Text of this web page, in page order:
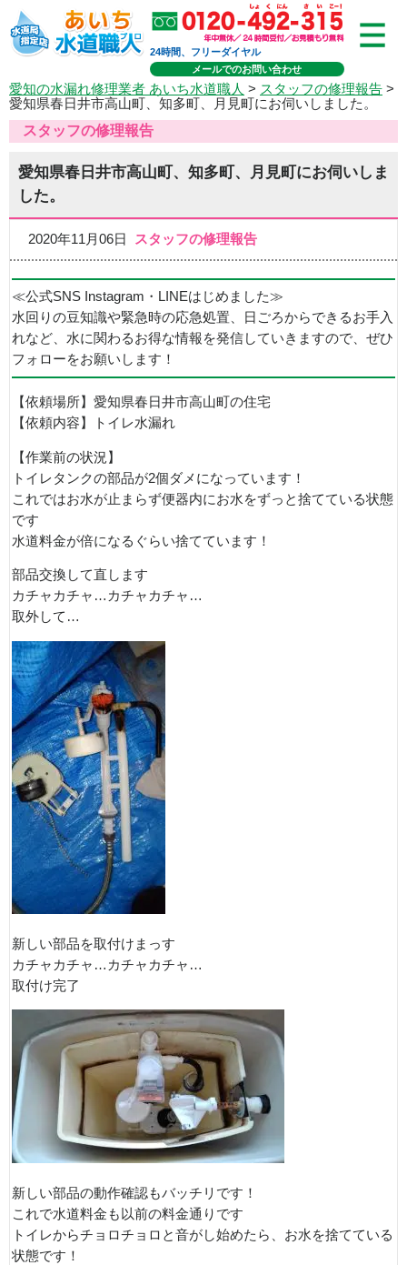
24時間、フリーダイヤル
メールでのお問い合わせ
愛知の水漏れ修理業者 あいち水道職人 > スタッフの修理報告 >
愛知県春日井市高山町、知多町、月見町にお伺いしました。
スタッフの修理報告
愛知県春日井市高山町、知多町、月見町にお伺いしま
した。
2020年11月06日 スタッフの修理報告
≪公式SNS Instagram・LINEはじめました≫
水回りの豆知識や緊急時の応急処置、日ごろからできるお手入
れなど、水に関わるお得な情報を発信していきますので、ぜひ
フォローをお願いします！
【依頼場所】愛知県春日井市高山町の住宅
【依頼内容】トイレ水漏れ
【作業前の状況】
トイレタンクの部品が2個ダメになっています！
これではお水が止まらず便器内にお水をずっと捨てている状態
です
水道料金が倍になるぐらい捨てています！
部品交換して直します
カチャカチャ…カチャカチャ…
取外して…
新しい部品を取付けまっす
カチャカチャ…カチャカチャ…
取付け完了
新しい部品の動作確認もバッチリです！
これで水道料金も以前の料金通りです
トイレからチョロチョロと音がし始めたら、お水を捨てている
状態です！